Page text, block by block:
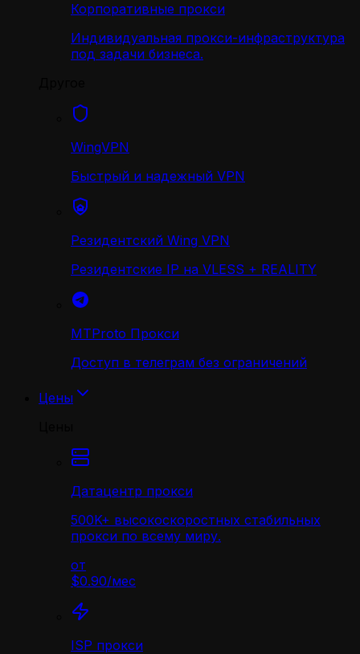
Корпоративные прокси
Индивидуальная прокси-инфраструктура
под задачи бизнеса.
WingVPN
Быстрый и надежный VPN
Резидентский Wing VPN
Резидентские IP на VLESS + REALITY
MTProto Прокси
Доступ в телеграм без ограничений
Цены
Датацентр прокси
500K+ высокоскоростных стабильных
прокси по всему миру.
от
$0.90/мес
ISP прокси